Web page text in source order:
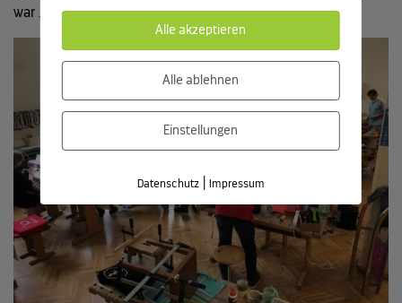
war ...
Alle akzeptieren
Alle ablehnen
Einstellungen
Datenschutz| Impressum